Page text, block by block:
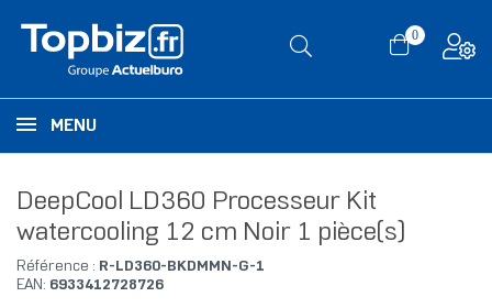
0
MENU
DeepCool LD360 Processeur Kit
watercooling 12 cm Noir 1 pièce(s)
Référence : R-LD360-BKDMMN-G-1
EAN: 6933412728726